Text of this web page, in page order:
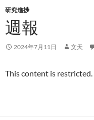
研究進捗
週報
2024年7月11日 文天
This content is restricted.